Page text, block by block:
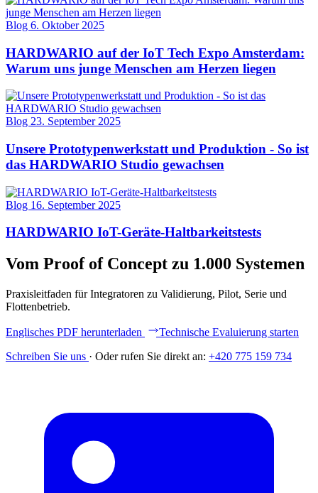
Blog 6. Oktober 2025
HARDWARIO auf der IoT Tech Expo Amsterdam:
Warum uns junge Menschen am Herzen liegen
Blog 23. September 2025
Unsere Prototypenwerkstatt und Produktion - So ist
das HARDWARIO Studio gewachsen
Blog 16. September 2025
HARDWARIO IoT-Geräte-Haltbarkeitstests
Vom Proof of Concept zu 1.000 Systemen
Praxisleitfaden für Integratoren zu Validierung, Pilot, Serie und
Flottenbetrieb.
Englisches PDF herunterladen
Technische Evaluierung starten
Schreiben Sie uns · Oder rufen Sie direkt an: +420 775 159 734